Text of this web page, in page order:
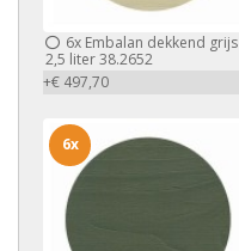
6x Embalan dekkend grijs
2,5 liter 38.2652
+€ 497,70
6x